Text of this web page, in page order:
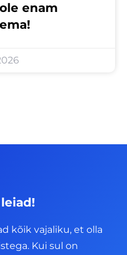
enam
kõik vajaliku, et olla
Kui sul on